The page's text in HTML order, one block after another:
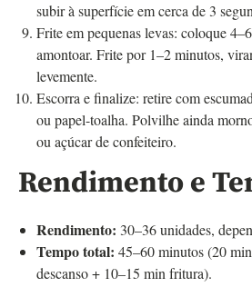
subir à superfície em cerca de 3
Frite em pequenas levas: coloque
amontoar. Frite por 1–2 minutos,
levemente.
Escorra e finalize: retire com
ou papel-toalha. Polvilhe ainda
ou açúcar de confeiteiro.
Rendimento e
Rendimento: 30–36 unidades,
Tempo total: 45–60 minutos (20
descanso + 10–15 min fritura).